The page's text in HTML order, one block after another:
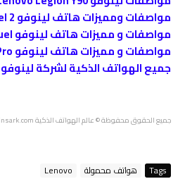
مواصفات ومميزات هاتف لينوفو Lenovo Legion Duel 2
مواصفات و مميزات هاتف لينوفو Lenovo Legion Duel
مواصفات و مميزات هاتف لينوفو Lenovo Legion Pro
جميع الهواتف الذكية لشركة لينوفو All Lenovo phones
جميع الحقوق محفوظة© عالم الهواتف الذكية
Tags هواتف محمولة Lenovo